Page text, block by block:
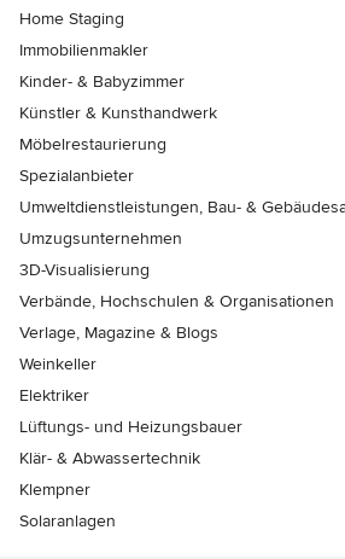
Home Staging
Immobilienmakler
Kinder- & Babyzimmer
Künstler & Kunsthandwerk
Möbelrestaurierung
Spezialanbieter
Umweltdienstleistungen, Bau- &
Umzugsunternehmen
3D-Visualisierung
Verbände, Hochschulen & Organisationen
Verlage, Magazine & Blogs
Weinkeller
Elektriker
Lüftungs- und Heizungsbauer
Klär- & Abwassertechnik
Klempner
Solaranlagen